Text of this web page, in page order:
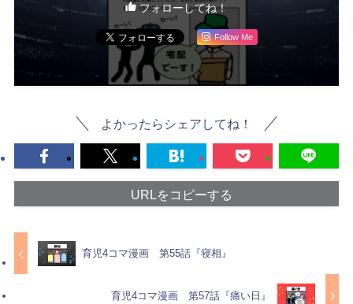
フォローしてね！
Follow Me
よかったらシェアしてね！
URLをコピーする
育児4コマ漫画 第55話『寝相』
育児4コマ漫画 第57話『痛い日』